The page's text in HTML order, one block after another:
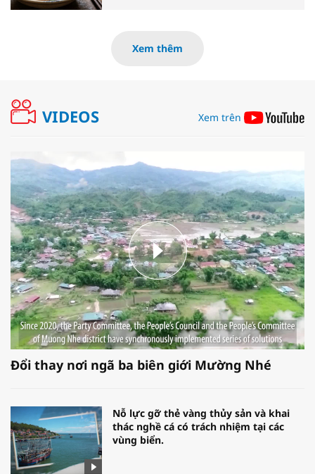
Xem thêm
VIDEOS Xem trên
Đổi thay nơi ngã ba biên giới Mường Nhé
Nỗ lực gỡ thẻ vàng thủy sản và khai
thác nghề cá có trách nhiệm tại các
vùng biển.